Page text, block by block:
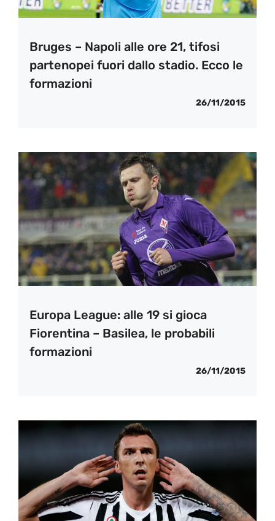
Bruges – Napoli alle ore 21, tifosi
partenopei fuori dallo stadio. Ecco le
formazioni
26/11/2015
Europa League: alle 19 si gioca
Fiorentina – Basilea, le probabili
formazioni
26/11/2015